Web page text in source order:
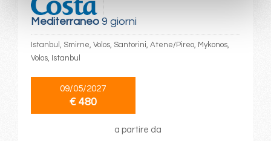
Mediterraneo9 giorni
Istanbul, Smirne, Volos, Santorini, Atene/Pireo, Mykonos,
Volos, Istanbul
09/05/2027
€ 480
a partire da